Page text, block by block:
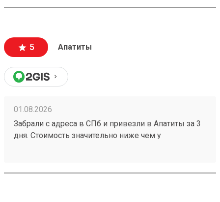
подскажут как лучше упаковать. Заказы
5 Апатиты
01.08.2026
Забрали с адреса в СПб и привезли в Апатиты за 3
дня. Стоимость значительно ниже чем у
компанией! Номер заказа 260691900.